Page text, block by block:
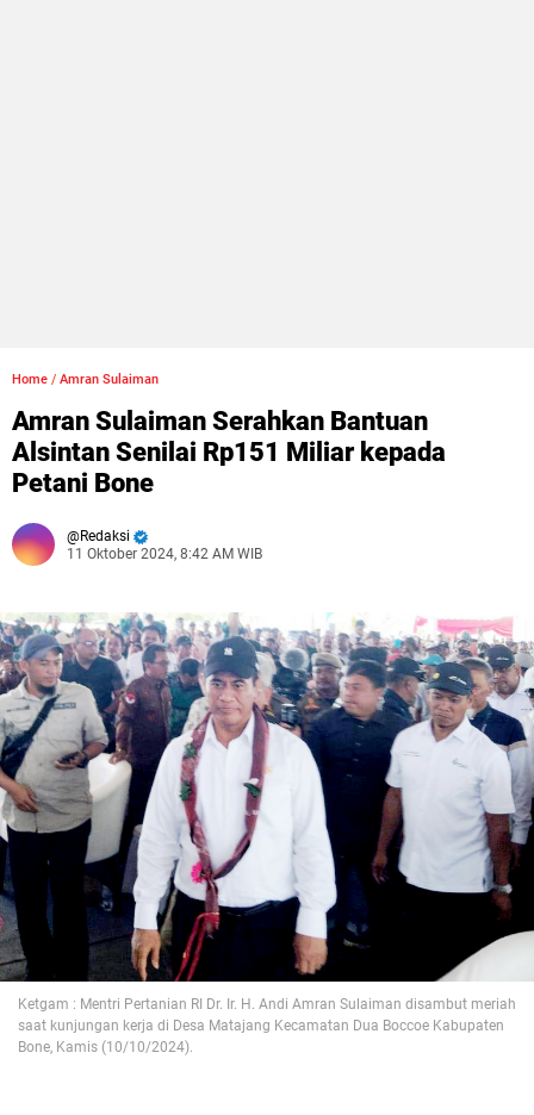
Home / Amran Sulaiman
Amran Sulaiman Serahkan Bantuan
Alsintan Senilai Rp151 Miliar kepada
Petani Bone
Redaksi
11 Oktober 2024, 8:42 AM WIB
Ketgam : Mentri Pertanian RI Dr. Ir. H. Andi Amran Sulaiman disambut meriah
saat kunjungan kerja di Desa Matajang Kecamatan Dua Boccoe Kabupaten
Bone, Kamis (10/10/2024).